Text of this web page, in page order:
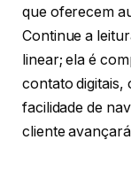
que oferecem
Continue a
linear; ela é
contato digitais,
facilidade de
cliente